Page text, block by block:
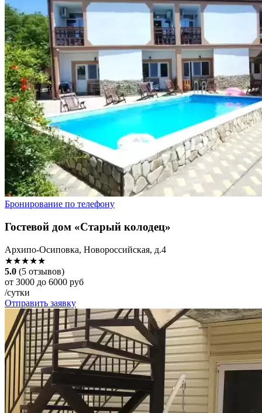
Бронирование по телефону
Гостевой дом «Старый колодец»
Архипо-Осиповка, Новороссийская, д.4
★★★★★
5.0 (5 отзывов)
от 3000 до 6000 руб
/сутки
Отправить заявку